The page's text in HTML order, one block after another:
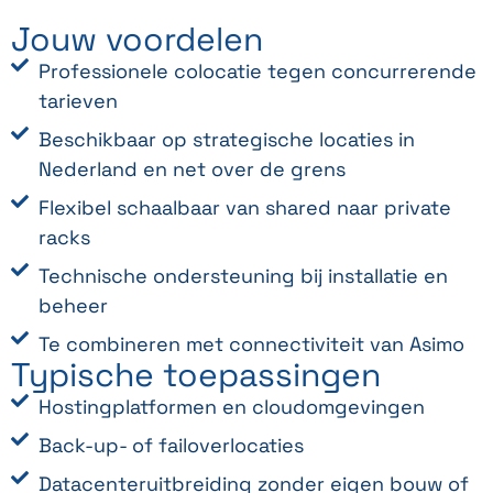
Jouw voordelen
Professionele colocatie tegen concurrerende
tarieven
Beschikbaar op strategische locaties in
Nederland en net over de grens
Flexibel schaalbaar van shared naar private
racks
Technische ondersteuning bij installatie en
beheer
Te combineren met connectiviteit van Asimo
Typische toepassingen
Hostingplatformen en cloudomgevingen
Back-up- of failoverlocaties
Datacenteruitbreiding zonder eigen bouw of